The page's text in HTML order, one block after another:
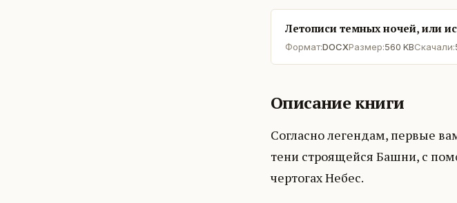
Летописи темных ночей, или
Формат:DOCXРазмер:560 KBСкачали:
Описание книги
Согласно легендам, первые
тени строящейся Башни, с
чертогах Небес.